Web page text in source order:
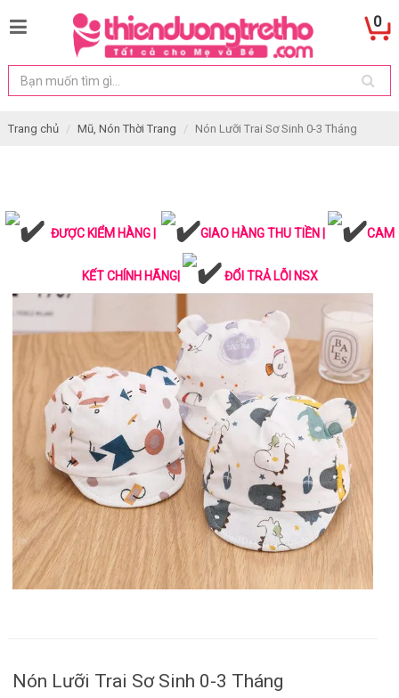
0
Trang chủ Mũ, Nón Thời Trang Nón Lưỡi Trai Sơ Sinh 0-3 Tháng
ĐƯỢC KIỂM HÀNG | GIAO HÀNG THU TIỀN | CAM
KẾT CHÍNH HÃNG| ĐỔI TRẢ LỖI NSX
Nón Lưỡi Trai Sơ Sinh 0-3 Tháng